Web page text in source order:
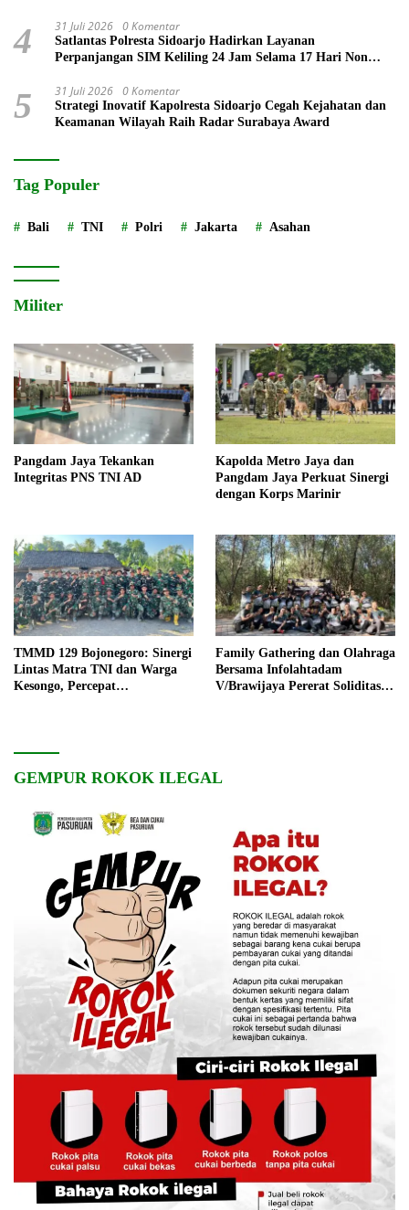
4 31 Juli 2026 0 Komentar
Satlantas Polresta Sidoarjo Hadirkan Layanan
Perpanjangan SIM Keliling 24 Jam Selama 17 Hari Non
5 31 Juli 2026 0 Komentar
Strategi Inovatif Kapolresta Sidoarjo Cegah Kejahatan dan
Keamanan Wilayah Raih Radar Surabaya Award
Tag Populer
Bali TNI Polri Jakarta Asahan
Militer
Pangdam Jaya Tekankan
Integritas PNS TNI AD
Kapolda Metro Jaya dan
Pangdam Jaya Perkuat Sinergi
dengan Korps Marinir
TMMD 129 Bojonegoro: Sinergi
Lintas Matra TNI dan Warga
Kesongo, Percepat
Family Gathering dan Olahraga
Bersama Infolahtadam
V/Brawijaya Pererat Soliditas
GEMPUR ROKOK ILEGAL